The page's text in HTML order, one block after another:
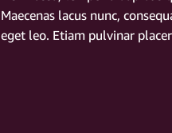
Maecenas lacus nunc,
eget leo. Etiam pulvinar